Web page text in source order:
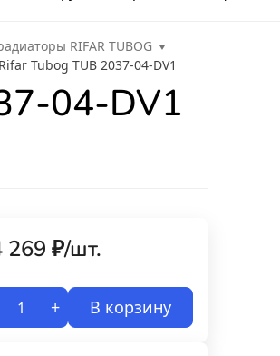
RIFAR TUBOG
Tubog TUB 2037-04-DV1
04-DV1
269 ₽/шт.
+ В корзину